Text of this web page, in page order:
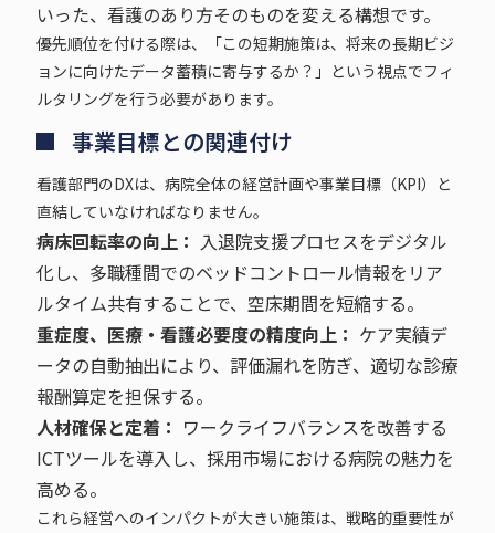
いった、看護のあり方そのものを変える構想です。
優先順位を付ける際は、「この短期施策は、将来の長期ビジ
ョンに向けたデータ蓄積に寄与するか？」という視点でフィ
ルタリングを行う必要があります。
事業目標との関連付け
看護部門のDXは、病院全体の経営計画や事業目標（KPI）と
直結していなければなりません。
病床回転率の向上： 入退院支援プロセスをデジタル
化し、多職種間でのベッドコントロール情報をリア
ルタイム共有することで、空床期間を短縮する。
重症度、医療・看護必要度の精度向上： ケア実績デ
ータの自動抽出により、評価漏れを防ぎ、適切な診療
報酬算定を担保する。
人材確保と定着： ワークライフバランスを改善する
ICTツールを導入し、採用市場における病院の魅力を
高める。
これら経営へのインパクトが大きい施策は、戦略的重要性が